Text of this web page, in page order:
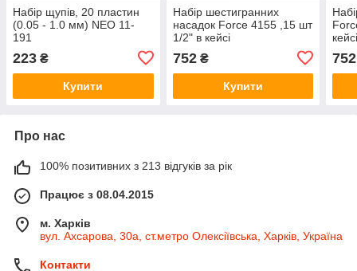
Набір щупів, 20 пластин
(0.05 - 1.0 мм) NEO 11-
191
223 ₴
Купити
Набір шестигранних
насадок Force 4155 ,15 шт
1/2" в кейсі
752₴
Купити
752
Про нас
100% позитивних з 213 відгуків за рік
Працює з 08.04.2015
м. Харків
вул. Ахсарова, 30а, ст.метро Олексіївська, Харків, Україна
Контакти